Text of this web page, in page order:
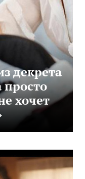
декрета
просто
хочет